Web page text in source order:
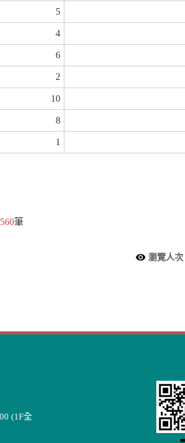
5
4
6
2
10
8
1
560筆
瀏覽人次
(1F全